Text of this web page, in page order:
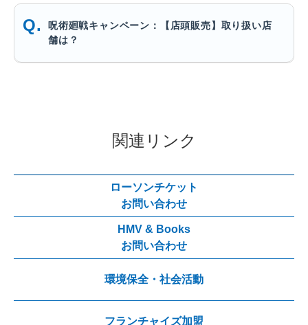
呪術廻戦キャンペーン：【店頭販売】取り扱い店
舗は？
関連リンク
ローソンチケット
お問い合わせ
HMV & Books
お問い合わせ
環境保全・社会活動
フランチャイズ加盟